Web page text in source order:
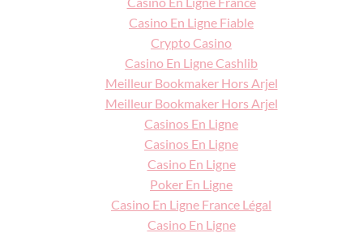
Casino En Ligne Fiable
Crypto Casino
Casino En Ligne Cashlib
Meilleur Bookmaker Hors Arjel
Meilleur Bookmaker Hors Arjel
Casinos En Ligne
Casinos En Ligne
Casino En Ligne
Poker En Ligne
Casino En Ligne France Légal
Casino En Ligne